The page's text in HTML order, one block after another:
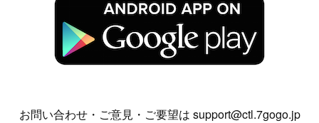
お問い合わせ・ご意見・ご要望は support@ctl.7gogo.jp